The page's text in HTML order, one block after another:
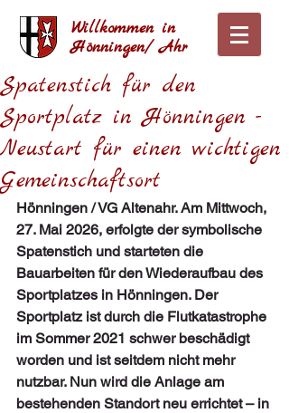
Willkommen in
Hönningen/ Ahr
Spatenstich für den
Sportplatz in Hönningen -
Neustart für einen wichtigen
Gemeinschaftsort
Hönningen / VG Altenahr. Am Mittwoch,
27. Mai 2026, erfolgte der symbolische
Spatenstich und starteten die
Bauarbeiten für den Wiederaufbau des
Sportplatzes in Hönningen. Der
Sportplatz ist durch die Flutkatastrophe
im Sommer 2021 schwer beschädigt
worden und ist seitdem nicht mehr
nutzbar. Nun wird die Anlage am
bestehenden Standort neu errichtet – in